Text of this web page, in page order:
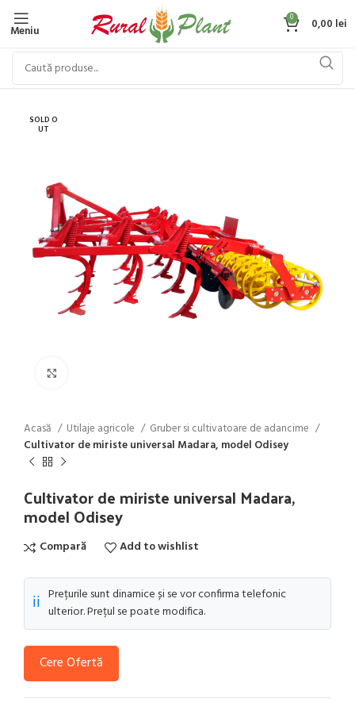
Meniu
0 0,00 lei
SOLD O
UT
Acasă Utilaje agricole
Gruber si cultivatoare de adancime
Cultivator de miriste universal Madara, model Odisey
Cultivator de miriste universal Madara,
model Odisey
Compară Add to wishlist
ℹ️ Prețurile sunt dinamice și se vor confirma telefonic
ulterior. Prețul se poate modifica.
Cere Ofertă